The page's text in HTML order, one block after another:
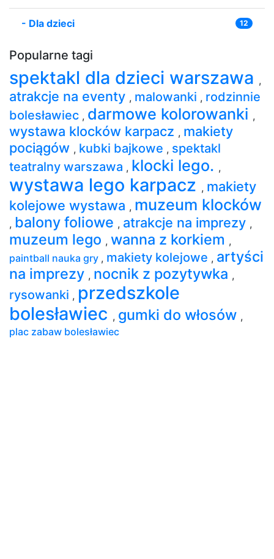
- Dla dzieci 12
Popularne tagi
spektakl dla dzieci warszawa ,
atrakcje na eventy , malowanki , rodzinnie
bolesławiec , darmowe kolorowanki ,
wystawa klocków karpacz , makiety
pociągów , kubki bajkowe , spektakl
teatralny warszawa , klocki lego. ,
wystawa lego karpacz , makiety
kolejowe wystawa , muzeum klocków
, balony foliowe , atrakcje na imprezy ,
muzeum lego , wanna z korkiem ,
paintball nauka gry , makiety kolejowe , artyści
na imprezy , nocnik z pozytywka ,
rysowanki , przedszkole
bolesławiec , gumki do włosów ,
plac zabaw bolesławiec